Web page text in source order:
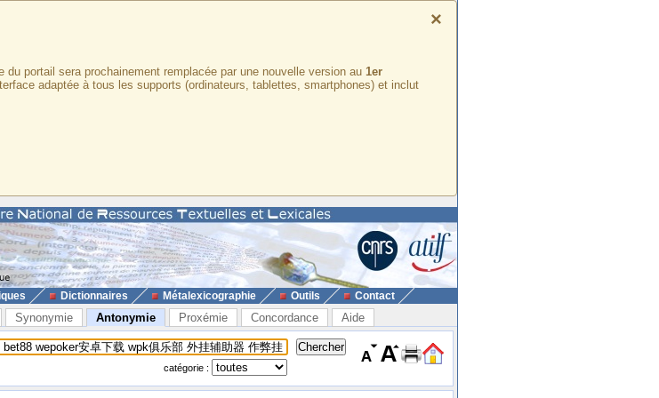
×
portail sera prochainement remplacée par une nouvelle version au 1er
adaptée à tous les supports (ordinateurs, tablettes, smartphones) et inclut
Dictionnaires Métalexicographie Outils Contact
Synonymie Antonymie Proxémie Concordance Aide
catégorie :